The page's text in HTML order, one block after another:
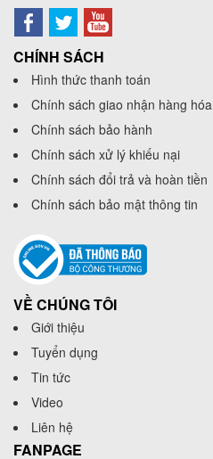
CHÍNH SÁCH
Hình thức thanh toán
Chính sách giao nhận hàng hóa
Chính sách bảo hành
Chính sách xử lý khiếu nại
Chính sách đổi trả và hoàn tiền
Chính sách bảo mật thông tin
VỀ CHÚNG TÔI
Giới thiệu
Tuyển dụng
Tin tức
Video
Liên hệ
FANPAGE